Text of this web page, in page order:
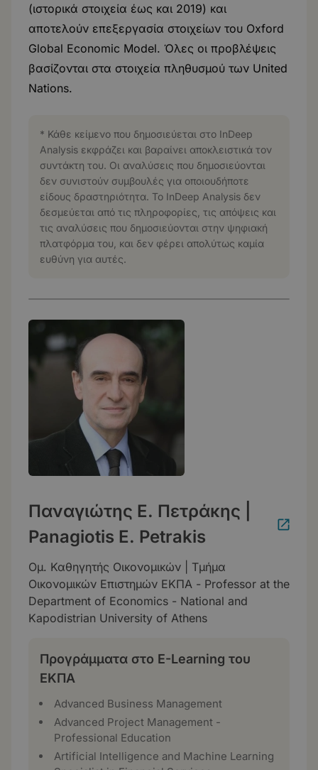
(ιστορικά στοιχεία έως και 2019) και
αποτελούν επεξεργασία στοιχείων του Oxford
Global Economic Model. Όλες οι προβλέψεις
βασίζονται στα στοιχεία πληθυσμού των United
Nations.
* Κάθε κείμενο που δημοσιεύεται στο InDeep
Analysis εκφράζει και βαραίνει αποκλειστικά τον
συντάκτη του. Οι αναλύσεις που δημοσιεύονται
δεν συνιστούν συμβουλές για οποιουδήποτε
είδους δραστηριότητα. Το InDeep Analysis δεν
δεσμεύεται από τις πληροφορίες, τις απόψεις και
τις αναλύσεις που δημοσιεύονται στην ψηφιακή
πλατφόρμα του, και δεν φέρει απολύτως καμία
ευθύνη για αυτές.
Παναγιώτης Ε. Πετράκης |
Panagiotis E. Petrakis
Ομ. Καθηγητής Οικονομικών | Τμήμα
Οικονομικών Επιστημών ΕΚΠΑ - Professor at the
Department of Economics - National and
Kapodistrian University of Athens
Προγράμματα στο E-Learning του
ΕΚΠΑ
Advanced Business Management
Advanced Project Management -
Professional Education
Artificial Intelligence and Machine Learning